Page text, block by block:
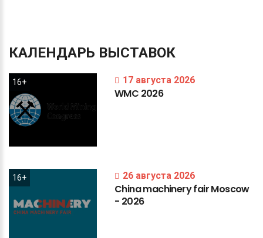
КАЛЕНДАРЬ ВЫСТАВОК
16+ 17 августа 2026
WMC 2026
16+ 26 августа 2026
ChinamachineryfairMoscow
- 2026